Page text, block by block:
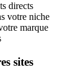
directs
votre niche
marque
sites